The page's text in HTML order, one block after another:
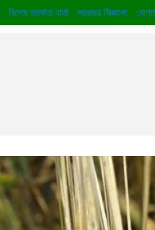
বিশেষ সতর্কতা বার্তা সচরাচর জিজ্ঞাসা